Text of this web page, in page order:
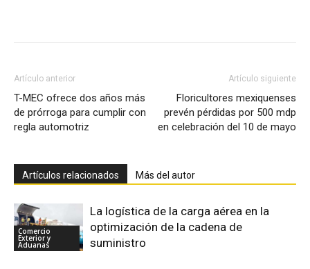
Artículo anterior
T-MEC ofrece dos años más
de prórroga para cumplir con
regla automotriz
Artículo siguiente
Floricultores mexiquenses
prevén pérdidas por 500 mdp
en celebración del 10 de mayo
Artículos relacionados Más del autor
Comercio
Exterior y
Aduanas
La logística de la carga aérea en la
optimización de la cadena de
suministro